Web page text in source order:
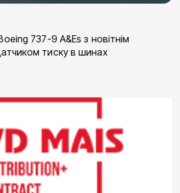
737-9 A&Es з новітнім
тиску в шинах